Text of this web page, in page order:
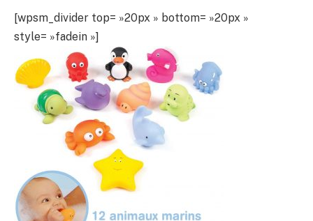
[wpsm_divider top= »20px » bottom= »20px »
style= »fadein »]